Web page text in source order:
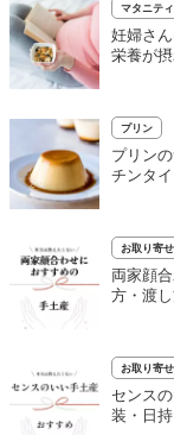
マタニテ
妊婦さ
栄養が
プリン
プリン
チンタ
お取り寄
両家顔
方・渡
お取り寄
センス
装・日